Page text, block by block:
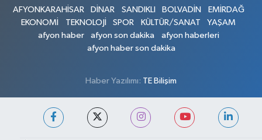
AFYONKARAHİSAR DİNAR SANDIKLI BOLVADİN
EMİRDAĞ
EKONOMİ
TEKNOLOJİ SPOR KÜLTÜR/SANAT
YAŞAM
afyon haber
afyon son dakika
afyon haberleri
afyon haber son dakika
Haber Yazılımı: TE Bilişim